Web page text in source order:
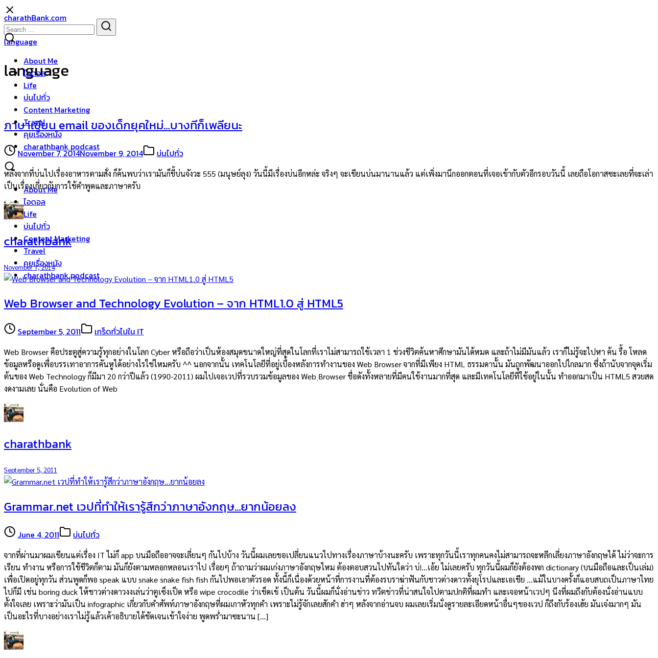
Skip
to
content
charathBank.com
About Me
ไอดอล
Life
บ่นไปทั่ว
Content Marketing
Travel
คุยเรื่องหนัง
charathbank podcast
About Me
ไอดอล
Life
บ่นไปทั่ว
Content Marketing
Travel
คุยเรื่องหนัง
charathbank podcast
Search
for:
language
language
ภาษาเขียน email ของเด็กยุคใหม่…บางทีก็เพลียนะ
November 7, 2014November 9, 2014 บ่นไปทั่ว
หลังจากที่บ่นไปเรื่องอาหารตามสั่ง ก็ค้นพบว่าเรามันก็ขี้บ่นจังวะ 555 (มนุษย์ลุง) วันนี้มีเรื่องบ่นอีกหล่ะ จริงๆ จะเขียนบ่นมานานแล้ว แต่เพิ่งมานึกออกตอนที่เจอเข้ากับตัวอีกรอบวันนี้ เลยถือโอกาสซะเลยที่จะเล่า
เป็นเรื่องเกี่ยวกับการใช้คำพูดและภาษาครับ
charathbank
November 7, 2014
Web Browser and Technology Evolution – จาก HTML1.0 สู่ HTML5
September 5, 2011 เกร็ดทั่วไปใน IT
Web Browser คือประตูสู่ความรู้ทุกอย่างในโลก Cyber หรือถือว่าเป็นห้องสมุดขนาดใหญ่ที่สุดในโลกที่เราไม่สามารถใช้เวลา 1 ช่วงชีวิตค้นหาศึกษามันได้หมด และถ้าไม่มีมันแล้ว เราก็ไม่รู้จะไปหา ค้น รื้อ โหลด
ข้อมูลหรือดูเพื่อบรรเทาอาการคันหูได้อย่างไรใช่ไหมครับ ^^ นอกจากนั้น เทคโนโลยีที่อยู่เบื้องหลังการทำงานของ Web Browser จากที่มีเพียง HTML ธรรมดานั้น มันถูกพัฒนาออกไปไกลมาก ซึ่งถ้านับจากจุดเริ่ม
ต้นของ Web Technology ก็มีมา 20 กว่าปีแล้ว (1990-2011) ผมไปเจอเวปที่รวบรวมข้อมูลของ Web ฺBrowser ชื่อดังทั้งหลายที่มีคนใช้งานมากที่สุด และมีเทคโนโลยีที่ใช้อยู่ในนั้น ทำออกมาเป็น HTML5 สวยสด
งดงามเลย นั่นคือ Evolution of Web
charathbank
September 5, 2011
Grammar.net เวปที่ทำให้เรารู้สึกว่าภาษาอังกฤษ…ยากน้อยลง
June 4, 2011 บ่นไปทั่ว
จากที่ผ่านมาผมเขียนแต่เรื่อง IT ไม่ก็ app บนมือถืออาจจะเลี่ยนๆ กันไปบ้าง วันนี้ผมเลยขอเปลี่ยนแนวไปทางเรื่องภาษาบ้างนะครับ เพราะทุกวันนี้เราทุกคนคงไม่สามารถจะหลีกเลี่ยงภาษาอังกฤษได้ ไม่ว่าจะการ
เรียน ทำงาน หรือการใช้ชีวิตก็ตาม มันก็ยังตามหลอกหลอนเราไป เรื่อยๆ ถ้าถามว่าผมเก่งภาษาอังกฤษไหม ต้องตอบสวนไปทันใดว่า บ่!…เอ้ย ไม่เลยครับ ทุกวันนี้ผมก็ยังต้องพก dictionary (บนมือถือและเป็นเล่ม)
เพื่อเปิดอยู่ทุกวัน ส่วนพูดก็พอ speak แบบ snake snake fish fish กันไปพอเอาตัวรอด ทั้งนี้ก็เนื่องด้วยหน้าที่การงานที่ต้องรบราฆ่าฟันกับชาวต่างดาวทั้งยุโรปและเอเชีย …แม้ในบางครั้งก็แอบสบถเป็นภาษาไทย
ไปก็มี เช่น boring duck ให้ชาวต่างดาวงงเล่นว่าตูเซ็งเป็ด หรือ wipe crocodile ว่าเช็ดเข้ เป็นต้น วันนี้ผมก็นั่งอ่านข่าว ทวีตข่าวที่น่าสนใจไปตามปกติที่ผมทำ และเจอหน้าเวปๆ นึงที่ผมถึงกับต้องนั่งอ่านแบบ
ตั้งใจเลย เพราะว่ามันเป็น infographic เกี่ยวกับคำศัพท์ภาษาอังกฤษที่ผมเกาหัวทุกคำ เพราะไม่รู้จักเลยสักคำ ฮ่าๆ หลังจากอ่านจบ ผมเลยเริ่มนั่งดูรายละเอียดหน้าอื่นๆของเวป ก็ถึงกับร้องเฮ้ย มันเจ๋งมากๆ มัน
เป็นอะไรที่บางอย่างเราไม่รู้แล้วเค้าอธิบายได้ชัดเจนเข้าใจง่าย พูดพร่ำมาซะนาน […]